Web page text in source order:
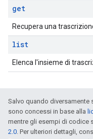
get
Recupera una
list
Elenca l'insieme di
Salvo quando
sono concessi in base alla
mentre gli esempi di codice
2.0. Per ulteriori dettagli,